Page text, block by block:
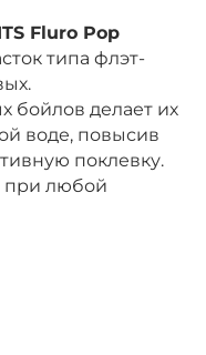
Fluro Pop
типа флэт-
бойлов делает их
воде, повысив
поклевку.
при любой